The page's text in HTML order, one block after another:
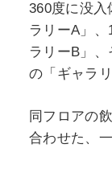
360度に没入
ラリーA」
ラリーB」
の「ギャラリ
同フロアの
合わせた、